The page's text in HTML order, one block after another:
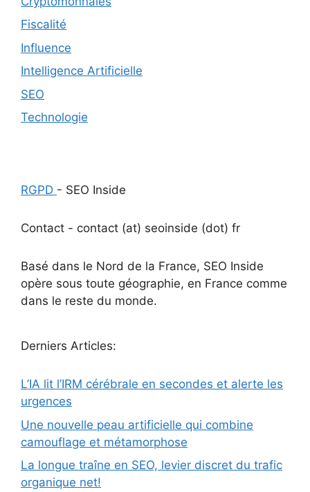
Fiscalité
Influence
Intelligence Artificielle
SEO
Technologie
RGPD - SEO Inside
Contact - contact (at) seoinside (dot) fr
Basé dans le Nord de la France, SEO Inside
opère sous toute géographie, en France comme
dans le reste du monde.
Derniers Articles:
L’IA lit l’IRM cérébrale en secondes et alerte les
urgences
Une nouvelle peau artificielle qui combine
camouflage et métamorphose
La longue traîne en SEO, levier discret du trafic
organique net!